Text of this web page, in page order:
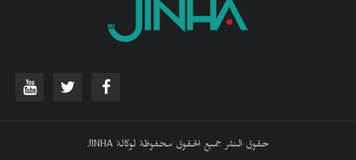
حقوق النشر جميع الحقوق محفوظة لوكالة JINHA